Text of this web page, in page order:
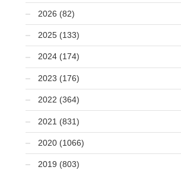
2026 (82)
2025 (133)
2024 (174)
2023 (176)
2022 (364)
2021 (831)
2020 (1066)
2019 (803)